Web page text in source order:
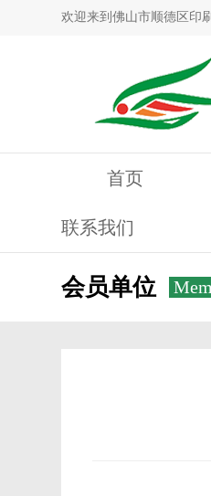
欢迎来到佛山市顺德区印
首页
联系我们
会员单位